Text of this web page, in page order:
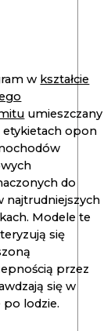
w kształcie
umieszczany
etykietach opon
do
najtrudniejszych
Modele te
się
przez
się w
po lodzie.